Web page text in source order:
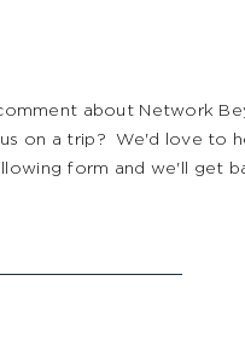
about Network
us on a trip? We'd love to
form and we'll get